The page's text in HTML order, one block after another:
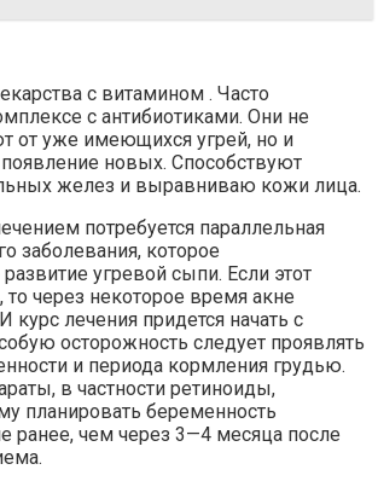
с витамином . Часто
с антибиотиками. Они не
от уже имеющихся угрей, но и
новых. Способствуют
желез и выравниваю кожи лица.
потребуется параллельная
заболевания, которое
угревой сыпи. Если этот
то через некоторое время акне
курс лечения придется начать с
осторожность следует проявлять
и периода кормления грудью.
в частности ретиноиды,
планировать беременность
ранее, чем через 3—4 месяца после